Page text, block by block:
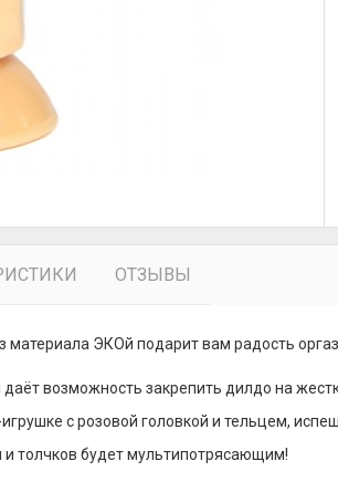
ОТЗЫВЫ
материала ЭКОй подарит вам радость
даёт возможность закрепить дилдо на
игрушке с розовой головкой и тельцем,
толчков будет мультипотрясающим!